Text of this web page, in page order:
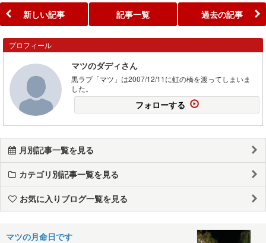
新しい記事 記事一覧 過去の記事
プロフィール
マツのダディさん
黒ラブ「マツ」は2007/12/11に虹の橋を渡ってしまいま
した。
フォローする
月別記事一覧を見る
カテゴリ別記事一覧を見る
お気に入りブログ一覧を見る
マツの月命日です